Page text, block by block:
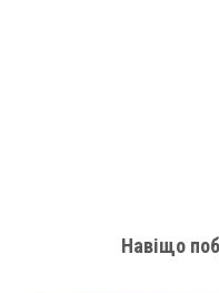
Навіщо